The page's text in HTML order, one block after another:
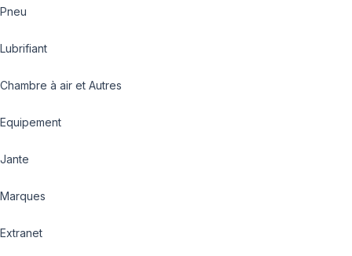
Pneu
Lubrifiant
Chambre à air et Autres
Equipement
Jante
Marques
Extranet